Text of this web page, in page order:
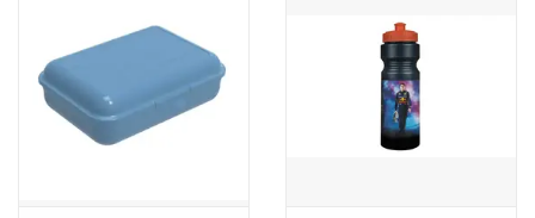
Cadeaubonnen
Toon alle producten